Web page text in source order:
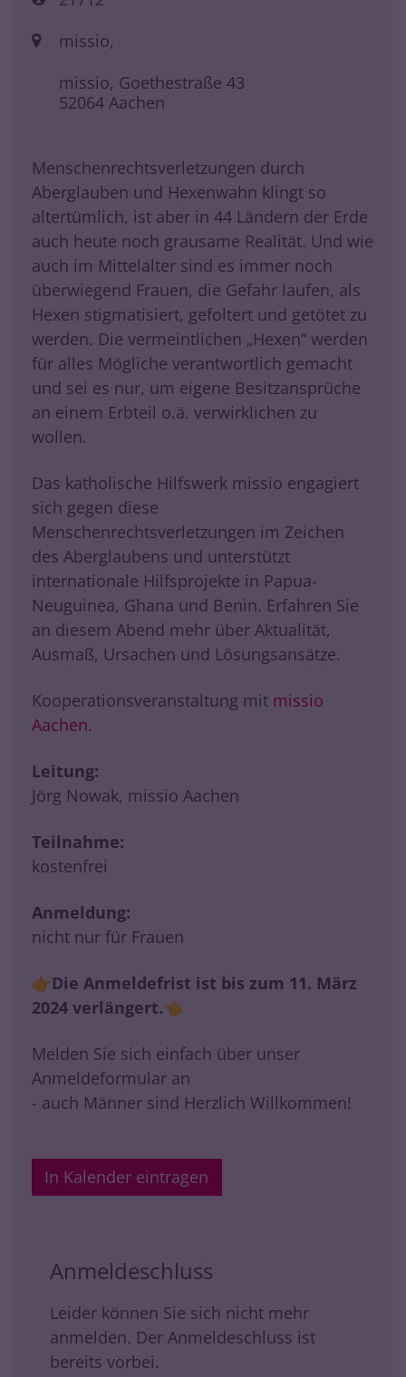
Ort: missio,
missio, Goethestraße 43
52064 Aachen
Menschenrechtsverletzungen durch
Aberglauben und Hexenwahn klingt so
altertümlich, ist aber in 44 Ländern der Erde
auch heute noch grausame Realität. Und wie
auch im Mittelalter sind es immer noch
überwiegend Frauen, die Gefahr laufen, als
Hexen stigmatisiert, gefoltert und getötet zu
werden. Die vermeintlichen „Hexen“ werden
für alles Mögliche verantwortlich gemacht
und sei es nur, um eigene Besitzansprüche
an einem Erbteil o.ä. verwirklichen zu
wollen.
Das katholische Hilfswerk missio engagiert
sich gegen diese
Menschenrechtsverletzungen im Zeichen
des Aberglaubens und unterstützt
internationale Hilfsprojekte in Papua-
Neuguinea, Ghana und Benin. Erfahren Sie
an diesem Abend mehr über Aktualität,
Ausmaß, Ursachen und Lösungsansätze.
Kooperationsveranstaltung mit missio
Aachen.
Leitung:
Jörg Nowak, missio Aachen
Teilnahme:
kostenfrei
Anmeldung:
nicht nur für Frauen
👉Die Anmeldefrist ist bis zum 11. März
2024 verlängert.👈
Melden Sie sich einfach über unser
Anmeldeformular an
- auch Männer sind Herzlich Willkommen!
In Kalender eintragen
Anmeldeschluss
Leider können Sie sich nicht mehr
anmelden. Der Anmeldeschluss ist
bereits vorbei.